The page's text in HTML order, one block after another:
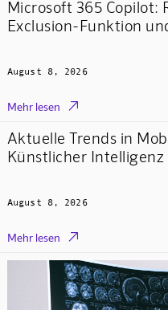
Microsoft 365 Copilot:
Exclusion-Funktion
August 8, 2026
Mehr lesen 
Aktuelle Trends in
Künstlicher Intelligenz
August 8, 2026
Mehr lesen 